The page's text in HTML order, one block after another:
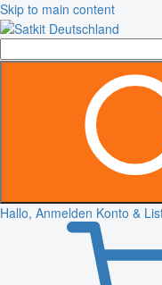
Skip to main content
Hallo, Anmelden Konto &